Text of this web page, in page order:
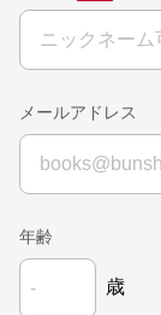
メールアドレス
年齢
歳